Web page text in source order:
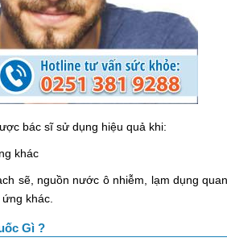
bác sĩ sử dụng hiệu quả khi:
khác
sẽ, nguồn nước ô nhiễm, lạm dụng
khác.
Gì ?